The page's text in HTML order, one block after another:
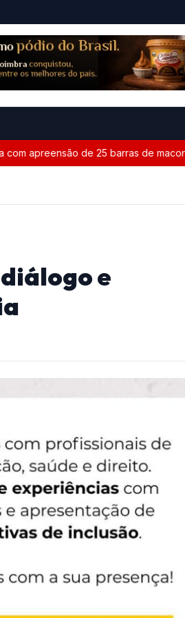
de 25 barras de maconha
e